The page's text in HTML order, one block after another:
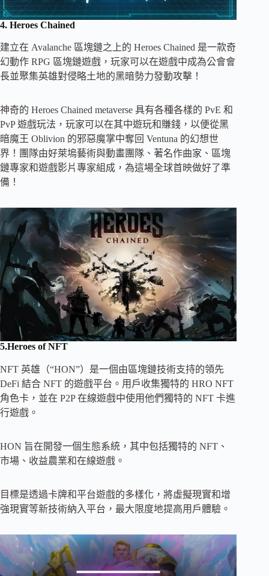
4. Heroes Chained
建立在 Avalanche 區塊鏈之上的 Heroes Chained 是一款奇
幻動作 RPG 區塊鏈遊戲，玩家可以在遊戲中成為公會會
長並聚集英雄對侵略土地的黑暗勢力發動攻擊！
神奇的 Heroes Chained metaverse 具有各種各樣的 PvE 和
PvP 遊戲玩法，玩家可以在其中遊玩和賺錢，以便從黑
暗魔王 Oblivion 的邪惡魔掌中奪回 Ventuna 的幻想世
界！團隊由好萊塢藝術與動畫團隊、著名作曲家、區塊
鏈專家和遊戲影片專家組成，為這場全球首映做好了準
備！
5.Heroes of NFT
NFT 英雄（“HON”）是一個由區塊鏈技術支持的領先
DeFi 結合 NFT 的遊戲平台。用戶收集獨特的 HRO NFT
角色卡，並在 P2P 在線遊戲中使用他們獨特的 NFT 卡進
行遊戲。
HON 旨在開發一個生態系統，其中包括獨特的 NFT、
市場、收益農業和在線遊戲。
目標是透過卡牌和平台遊戲的多樣化，將虛擬現實和增
強現實等新技術納入平台，最大限度地提高用戶體驗。